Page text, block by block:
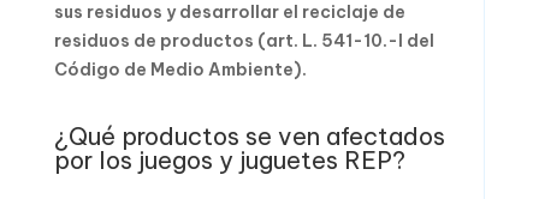
sus residuos y desarrollar el reciclaje de
residuos de productos (art. L. 541-10.-I del
Código de Medio Ambiente).
¿Qué productos se ven afectados
por los juegos y juguetes REP?